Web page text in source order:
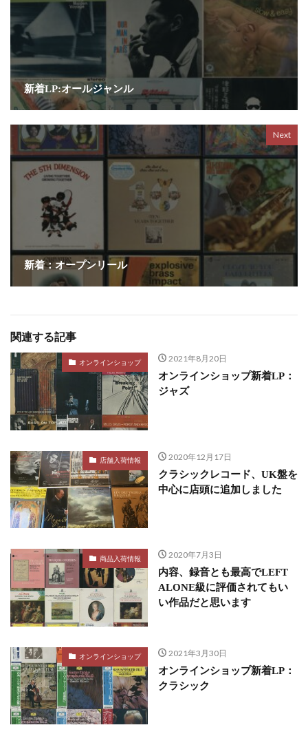
新着LP:オールジャンル
Next
新着：オープンリール
関連する記事
オンラインショップ 2021年8月20日
オンラインショップ新着LP：
ジャズ
店舗入荷情報 2020年12月17日
クラシックレコード、UK盤を
中心に店頭に追加しました
商品入荷情報 2020年7月3日
内容、録音とも最高でLEFT
ALONE級に評価されてもい
い作品だと思います
オンラインショップ 2021年3月30日
オンラインショップ新着LP：
クラシック